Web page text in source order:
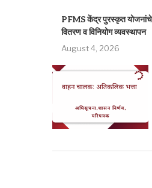
PFMS केंद्र पुरस्कृत योजनांचे
वितरण व विनियोग व्यवस्थापन
August 4, 2026